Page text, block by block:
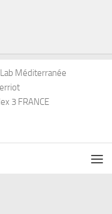
Méditerranée
3 FRANCE